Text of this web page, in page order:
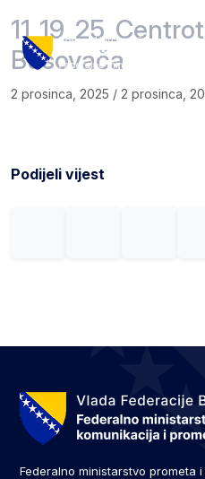
Busovača
2 prosinca, 2025 / 2 prosinca,
Podijeli vijest
Federalno ministarstvo prometa